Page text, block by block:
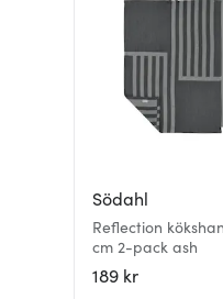
Södahl
Reflection
cm 2-pack ash
189 kr